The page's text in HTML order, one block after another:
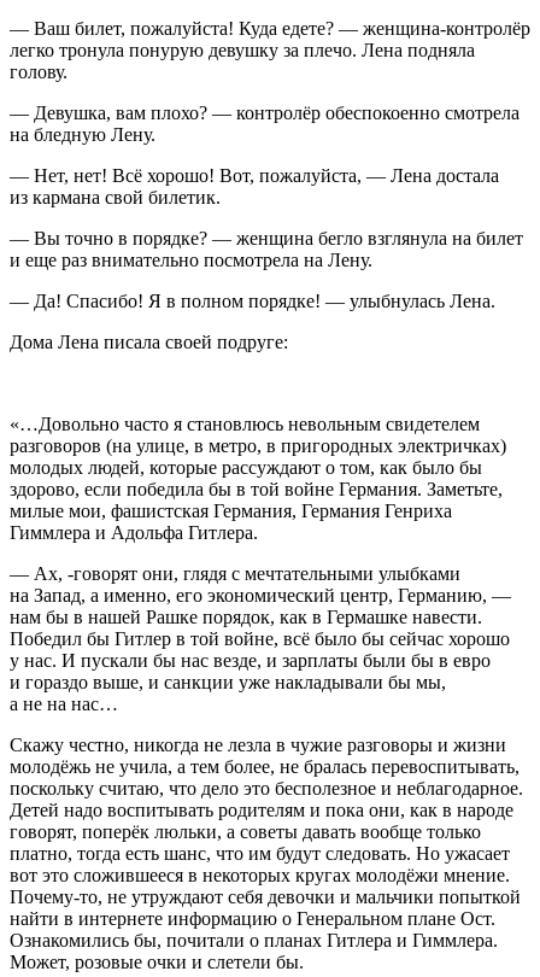
— Ваш билет, пожалуйста! Куда едете? — женщина-контролёр
легко тронула понурую девушку за плечо. Лена подняла
голову.
— Девушка, вам плохо? — контролёр обеспокоенно смотрела
на бледную Лену.
— Нет, нет! Всё хорошо! Вот, пожалуйста, — Лена достала
из кармана свой билетик.
— Вы точно в порядке? — женщина бегло взглянула на билет
и еще раз внимательно посмотрела на Лену.
— Да! Спасибо! Я в полном порядке! — улыбнулась Лена.
Дома Лена писала своей подруге:
«…Довольно часто я становлюсь невольным свидетелем
разговоров (на улице, в метро, в пригородных электричках)
молодых людей, которые рассуждают о том, как было бы
здорово, если победила бы в той войне Германия. Заметьте,
милые мои, фашистская Германия, Германия Генриха
Гиммлера и Адольфа Гитлера.
— Ах, -говорят они, глядя с мечтательными улыбками
на Запад, а именно, его экономический центр, Германию, —
нам бы в нашей Рашке порядок, как в Гермашке навести.
Победил бы Гитлер в той войне, всё было бы сейчас хорошо
у нас. И пускали бы нас везде, и зарплаты были бы в евро
и гораздо выше, и санкции уже накладывали бы мы,
а не на нас…
Скажу честно, никогда не лезла в чужие разговоры и жизни
молодёжь не учила, а тем более, не бралась перевоспитывать,
поскольку считаю, что дело это бесполезное и неблагодарное.
Детей надо воспитывать родителям и пока они, как в народе
говорят, поперёк люльки, а советы давать вообще только
платно, тогда есть шанс, что им будут следовать. Но ужасает
вот это сложившееся в некоторых кругах молодёжи мнение.
Почему-то, не утруждают себя девочки и мальчики попыткой
найти в интернете информацию о Генеральном плане Ост.
Ознакомились бы, почитали о планах Гитлера и Гиммлера.
Может, розовые очки и слетели бы.